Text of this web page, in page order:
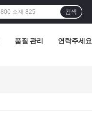
검색
품질 관리 연락주세요